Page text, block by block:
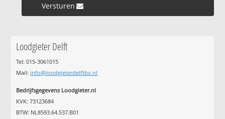
Versturen »
Loodgieter Delft
Tel: 015-3061015
Mail: info@loodgieterdelftbv.nl
Bedrijfsgegevens Loodgieter.nl
KVK: 73123684
BTW: NL8593.64.537.B01